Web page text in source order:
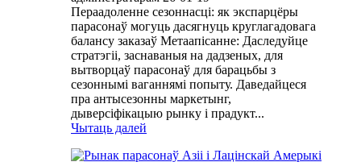
Пераадоленне сезоннасці: як экспарцёры
парасонаў могуць дасягнуць круглагадовага
балансу заказаў Метаапісанне: Даследуйце
стратэгіі, заснаваныя на дадзеных, для
вытворцаў парасонаў для барацьбы з
сезоннымі ваганнямі попыту. Даведайцеся
пра антысезонны маркетынг,
дыверсіфікацыю рынку і прадукт...
Чытаць далей